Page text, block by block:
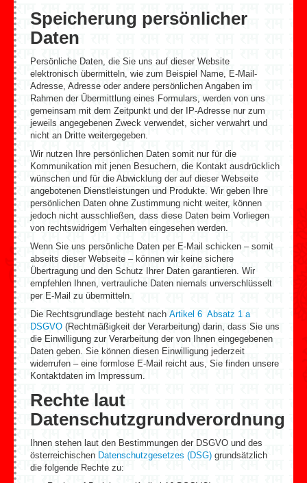
Speicherung persönlicher
Daten
Persönliche Daten, die Sie uns auf dieser Website
elektronisch übermitteln, wie zum Beispiel Name, E-Mail-
Adresse, Adresse oder andere persönlichen Angaben im
Rahmen der Übermittlung eines Formulars, werden von uns
gemeinsam mit dem Zeitpunkt und der IP-Adresse nur zum
jeweils angegebenen Zweck verwendet, sicher verwahrt und
nicht an Dritte weitergegeben.
Wir nutzen Ihre persönlichen Daten somit nur für die
Kommunikation mit jenen Besuchern, die Kontakt ausdrücklich
wünschen und für die Abwicklung der auf dieser Webseite
angebotenen Dienstleistungen und Produkte. Wir geben Ihre
persönlichen Daten ohne Zustimmung nicht weiter, können
jedoch nicht ausschließen, dass diese Daten beim Vorliegen
von rechtswidrigem Verhalten eingesehen werden.
Wenn Sie uns persönliche Daten per E-Mail schicken – somit
abseits dieser Webseite – können wir keine sichere
Übertragung und den Schutz Ihrer Daten garantieren. Wir
empfehlen Ihnen, vertrauliche Daten niemals unverschlüsselt
per E-Mail zu übermitteln.
Die Rechtsgrundlage besteht nach Artikel 6 Absatz 1 a
DSGVO (Rechtmäßigkeit der Verarbeitung) darin, dass Sie uns
die Einwilligung zur Verarbeitung der von Ihnen eingegebenen
Daten geben. Sie können diesen Einwilligung jederzeit
widerrufen – eine formlose E-Mail reicht aus, Sie finden unsere
Kontaktdaten im Impressum.
Rechte laut
Datenschutzgrundverordnung
Ihnen stehen laut den Bestimmungen der DSGVO und des
österreichischen Datenschutzgesetzes (DSG) grundsätzlich
die folgende Rechte zu: